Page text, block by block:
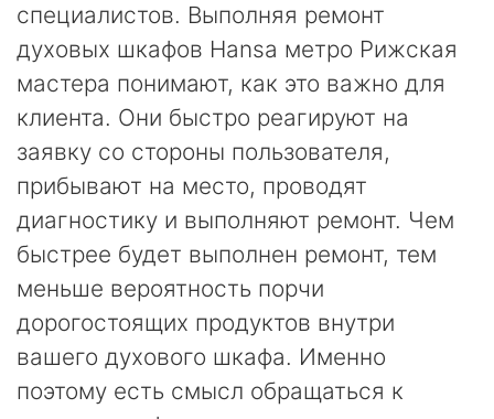
специалистов. Выполняя ремонт
духовых шкафов Hansa метро Рижская
мастера понимают, как это важно для
клиента. Они быстро реагируют на
заявку со стороны пользователя,
прибывают на место, проводят
диагностику и выполняют ремонт. Чем
быстрее будет выполнен ремонт, тем
меньше вероятность порчи
дорогостоящих продуктов внутри
вашего духового шкафа. Именно
поэтому есть смысл обращаться к